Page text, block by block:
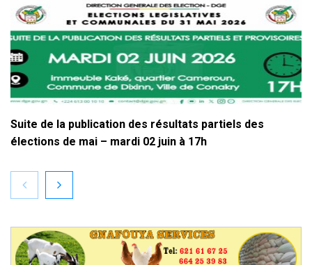
Suite de la publication des résultats partiels des
élections de mai – mardi 02 juin à 17h